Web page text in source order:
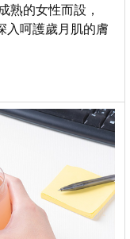
熟的女性而設，
入呵護歲月肌的膚